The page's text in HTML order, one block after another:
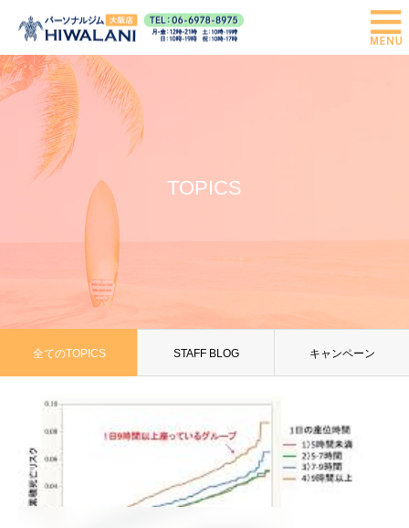
TOPICS
全てのTOPICS STAFF BLOG キャンペーン
STAFF BLOG